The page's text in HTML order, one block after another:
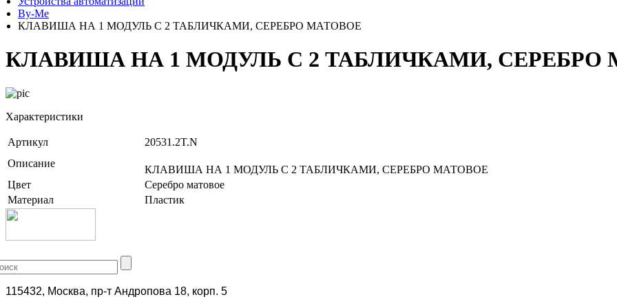
By-Me
КЛАВИША НА 1 МОДУЛЬ С 2 ТАБЛИЧКАМИ, СЕРЕБРО МАТОВОЕ
КЛАВИША НА 1 МОДУЛЬ С 2 ТАБЛИЧКАМИ, СЕРЕБРО
Характеристики
Артикул
20531.2T.N
Описание
КЛАВИША НА 1 МОДУЛЬ С 2 ТАБЛИЧКАМИ, СЕРЕБРО МАТОВОЕ
Цвет
Серебро матовое
Материал
Пластик
115432, Москва, пр-т Андропова 18, корп. 5